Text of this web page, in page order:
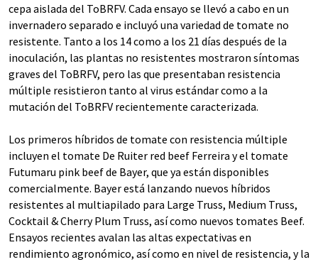
cepa aislada del ToBRFV. Cada ensayo se llevó a cabo en un
invernadero separado e incluyó una variedad de tomate no
resistente. Tanto a los 14 como a los 21 días después de la
inoculación, las plantas no resistentes mostraron síntomas
graves del ToBRFV, pero las que presentaban resistencia
múltiple resistieron tanto al virus estándar como a la
mutación del ToBRFV recientemente caracterizada.
Los primeros híbridos de tomate con resistencia múltiple
incluyen el tomate De Ruiter red beef Ferreira y el tomate
Futumaru pink beef de Bayer, que ya están disponibles
comercialmente. Bayer está lanzando nuevos híbridos
resistentes al multiapilado para Large Truss, Medium Truss,
Cocktail & Cherry Plum Truss, así como nuevos tomates Beef.
Ensayos recientes avalan las altas expectativas en
rendimiento agronómico, así como en nivel de resistencia, y la